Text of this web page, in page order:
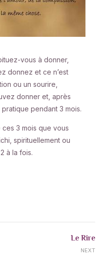
vous à donner,
donnez et ce n’est
ou un sourire,
donner et, après
pendant 3 mois.
3 mois que vous
spirituellement ou
à la fois.
NEXT
Le Rire